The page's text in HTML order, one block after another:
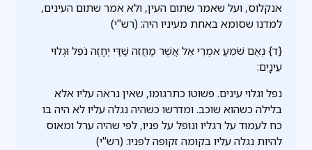
אנקלוס, ועל שאמר שתום העין, ולא אמר שתום העינים,
למדנו שסומא באחת מעיניו היה: (רש"י)
{ד} נְאֻם שֹׁמֵעַ אִמְרֵי אֵל אֲשֶׁר מַחֲזֵה שַׁדַּי יֶחֱזֶה נֹפֵל וּגְלוּי
עֵינָיִם:
נפל וגלוי עינים. פשוטו כתרגומו, שאין נראה עליו אלא
בלילה כשהוא שוכב. ומדרשו כשהיה נגלה עליו לא היה בו
כח לעמוד על רגליו ונופל על פניו, לפי שהיה ערל ומאוס
להיות נגלה עליו בקומה זקופה לפניו: (רש"י)